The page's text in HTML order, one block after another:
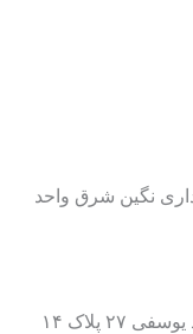
نگین شرق واحد
پلاک ۱۴